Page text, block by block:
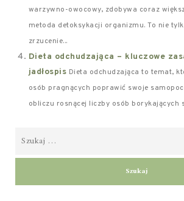
warzywno-owocowy, zdobywa coraz
metoda detoksykacji organizmu. To nie
zrzucenie...
Dieta odchudzająca – kluczowe
jadłospis Dieta odchudzająca to temat,
osób pragnących poprawić swoje
obliczu rosnącej liczby osób borykających